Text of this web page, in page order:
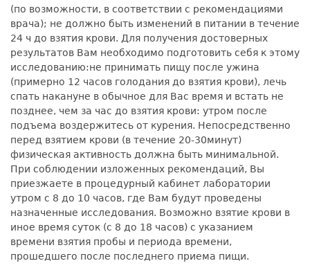
(по возможности, в соответствии с рекомендациями
врача); не должно быть изменений в питании в течение
24 ч до взятия крови. Для получения достоверных
результатов Вам необходимо подготовить себя к этому
исследованию:не принимать пищу после ужина
(примерно 12 часов голодания до взятия крови), лечь
спать накануне в обычное для Вас время и встать не
позднее, чем за час до взятия крови: утром после
подъема воздержитесь от курения. Непосредственно
перед взятием крови (в течение 20-30минут)
физическая активность должна быть минимальной.
При соблюдении изложенных рекомендаций, Вы
приезжаете в процедурный кабинет лаборатории
утром с 8 до 10 часов, где Вам будут проведены
назначенные исследования. Возможно взятие крови в
иное время суток (с 8 до 18 часов) с указанием
времени взятия пробы и периода времени,
прошедшего после последнего приема пищи.